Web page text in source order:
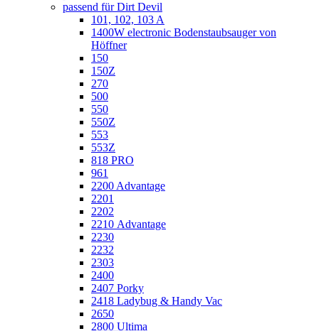
passend für Dirt Devil
101, 102, 103 A
1400W electronic Bodenstaubsauger von
Höffner
150
150Z
270
500
550
550Z
553
553Z
818 PRO
961
2200 Advantage
2201
2202
2210 Advantage
2230
2232
2303
2400
2407 Porky
2418 Ladybug & Handy Vac
2650
2800 Ultima